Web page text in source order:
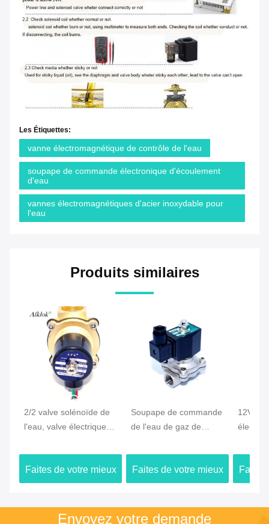
Les Étiquettes:
vanne électromagnétique de contrôle de l'eau
soupape de commande électronique d'écoulement
d'eau
vannes électromagnétiques d'acier inoxydable pour
l'eau
Produits similaires
2/2 valve solénoïde de
l'eau, valve électrique
avec le fil de TNP
Faites de votre mieux
Soupape de commande
de l'eau de gaz de
électrique de 20h CST
pour l'écoulement d'eau
Faites de votre mieux
12V
gaz
Faites
Envoyez votre demande